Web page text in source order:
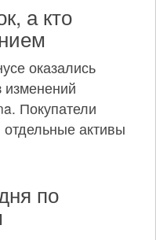
а кто
оказались
Покупатели
активы
по